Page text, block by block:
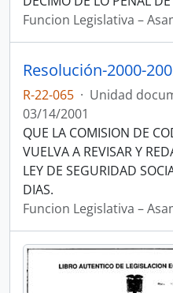
Funcion Legislativa –
Resolución-2000-
R-22-065 · Unidad
03/14/2001
QUE LA COMISION DE
VUELVA A REVISAR Y
LEY DE SEGURIDAD
DIAS.
Funcion Legislativa –